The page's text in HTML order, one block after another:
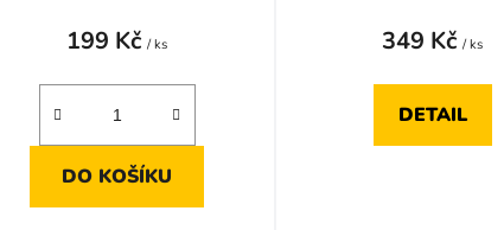
199 Kč/ ks
DO KOŠÍKU
349 Kč/ ks
DETAIL